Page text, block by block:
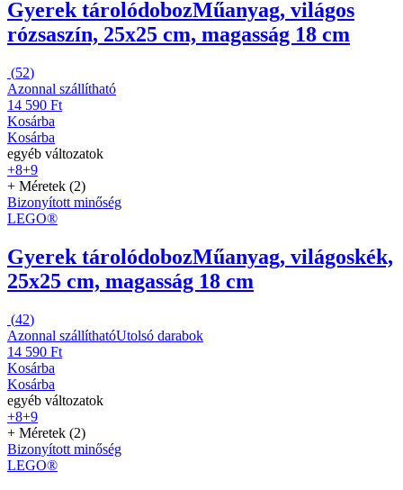
Gyerek tárolódobozMűanyag, világos
rózsaszín, 25x25 cm, magasság 18 cm
(52)
Azonnal szállítható
14 590 Ft
Kosárba
Kosárba
egyéb változatok
+8+9
+ Méretek (2)
Bizonyított minőség
LEGO®
Gyerek tárolódobozMűanyag, világoskék,
25x25 cm, magasság 18 cm
(42)
Azonnal szállíthatóUtolsó darabok
14 590 Ft
Kosárba
Kosárba
egyéb változatok
+8+9
+ Méretek (2)
Bizonyított minőség
LEGO®